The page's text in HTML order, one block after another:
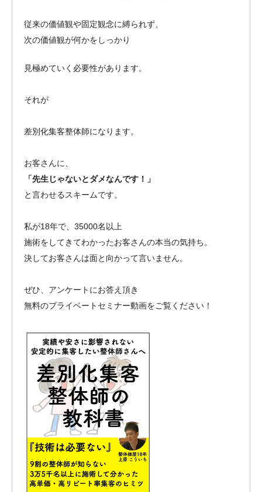
従来の価値観や固定観念に縛られず、
次の価値観が何かをしっかり
見極めていく必要性があります。
それが
差別化集客整体師になります。
お客さんに、
「先生じゃないとダメなんです！」
と言わせるスキームです。
私が18年で、35000名以上
施術をしてきてわかったお客さんの本当の気持ち。
決してお客さんは面と向かって言いません。
ぜひ、アンケートにお答え頂き
無料のプライベートセミナー動画をご覧ください！